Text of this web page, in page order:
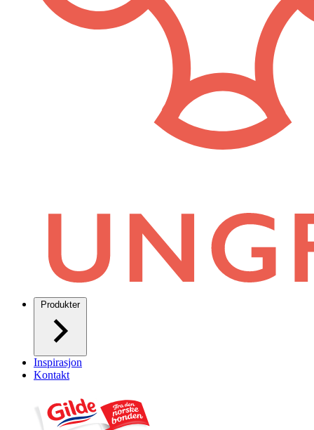
Produkter
Inspirasjon
Kontakt